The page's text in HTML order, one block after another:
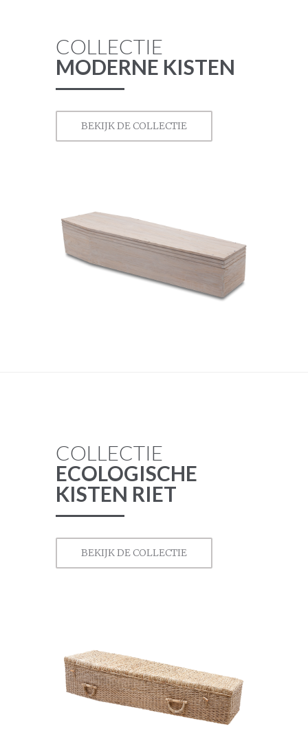
COLLECTIE
MODERNE KISTEN
BEKIJK DE COLLECTIE
COLLECTIE
ECOLOGISCHE
KISTEN RIET
BEKIJK DE COLLECTIE